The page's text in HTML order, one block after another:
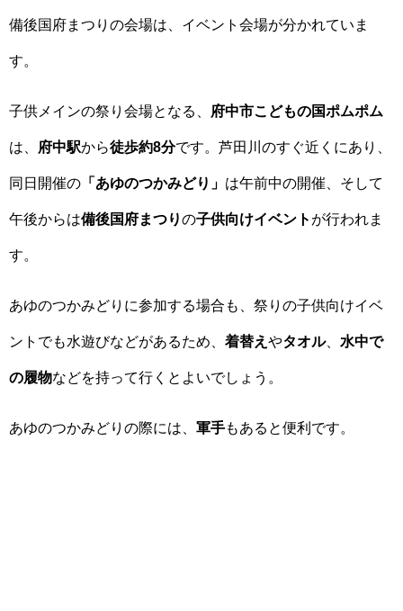
備後国府まつりの会場は、イベント会場が分かれていま
す。
子供メインの祭り会場となる、 府中市こどもの国ポムポム
は、 府中駅から徒歩約8分です。芦田川のすぐ近くにあり、
同日開催の 「あゆのつかみどり」 は午前中の開催、そして
午後からは備後国府まつりの子供向けイベント が行われま
す。
あゆのつかみどりに参加する場合も、祭りの子供向けイベ
ントでも水遊びなどがあるため、 着替え やタオル、 水中で
の履物などを持って行くとよいでしょう。
あゆのつかみどりの際には、 軍手もあると便利です。